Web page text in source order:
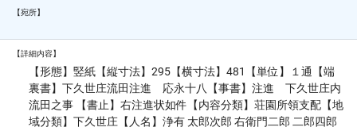
【宛所】
【詳細内容】
【形態】竪紙【縦寸法】295【横寸法】481【単位】１通【端
裏書】下久世庄流田注進 応永十八【事書】注進 下久世庄内
流田之事 【書止】右注進状如件【内容分類】荘園所領支配【地
域分類】下久世庄【人名】浄有 太郎次郎 右衛門二郎 二郎四郎